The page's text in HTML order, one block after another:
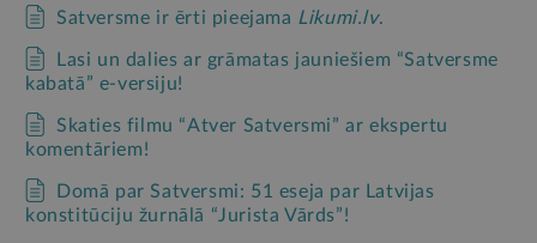
Satversme ir ērti pieejama Likumi.lv.
Lasi un dalies ar grāmatas jauniešiem “Satversme
kabatā” e-versiju!
Skaties filmu “Atver Satversmi” ar ekspertu
komentāriem!
Domā par Satversmi: 51 eseja par Latvijas
konstitūciju žurnālā “Jurista Vārds”!